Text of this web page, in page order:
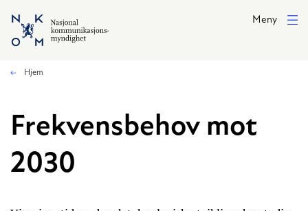
Hopp til hovedinnhold
Meny
Hjem
Frekvensbehov mot
2030